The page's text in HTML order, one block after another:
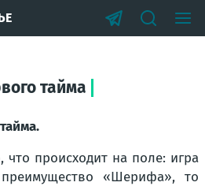
тайма
что происходит на поле: игра
«Шерифа», то